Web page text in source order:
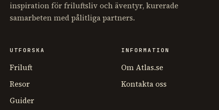
inspiration för friluftsliv och äventyr, kurerade
samarbeten med pålitliga partners.
UTFORSKA
Friluft
Resor
Guider
INFORMATION
Om Atlas.se
Kontakta oss